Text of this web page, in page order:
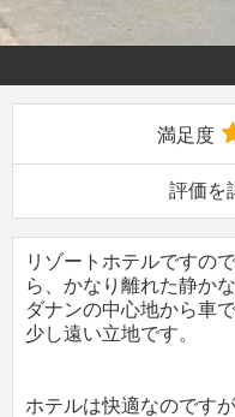
満足度
評価を
リゾートホテルですの
ら、かなり離れた静か
ダナンの中心地から車
少し遠い立地です。
ホテルは快適なのです